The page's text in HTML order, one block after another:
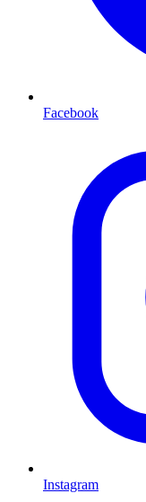
Facebook
Instagram